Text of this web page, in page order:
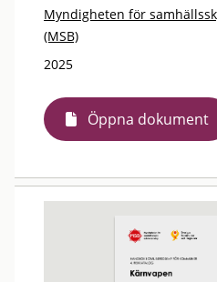
Myndigheten för
(MSB)
2025
Öppna dokument